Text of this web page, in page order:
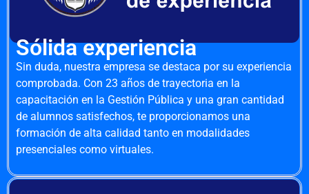
Sólida experiencia
Sin duda, nuestra empresa se destaca por su experiencia
comprobada. Con 23 años de trayectoria en la
capacitación en la Gestión Pública y una gran cantidad
de alumnos satisfechos, te proporcionamos una
formación de alta calidad tanto en modalidades
presenciales como virtuales.